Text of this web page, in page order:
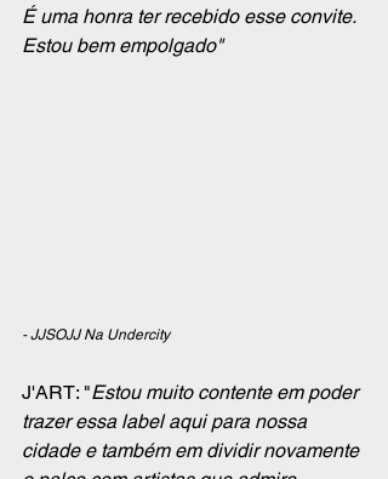
É uma honra ter recebido esse convite.
Estou bem empolgado"
- JJSOJJ Na Undercity
J'ART: "Estou muito contente em poder
trazer essa label aqui para nossa
cidade e também em dividir novamente